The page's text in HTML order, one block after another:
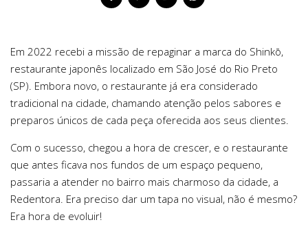
Em 2022 recebi a missão de repaginar a marca do Shinkō,
restaurante japonês localizado em São José do Rio Preto
(SP). Embora novo, o restaurante já era considerado
tradicional na cidade, chamando atenção pelos sabores e
preparos únicos de cada peça oferecida aos seus clientes.
Com o sucesso, chegou a hora de crescer, e o restaurante
que antes ficava nos fundos de um espaço pequeno,
passaria a atender no bairro mais charmoso da cidade, a
Redentora. Era preciso dar um tapa no visual, não é mesmo?
Era hora de evoluir!